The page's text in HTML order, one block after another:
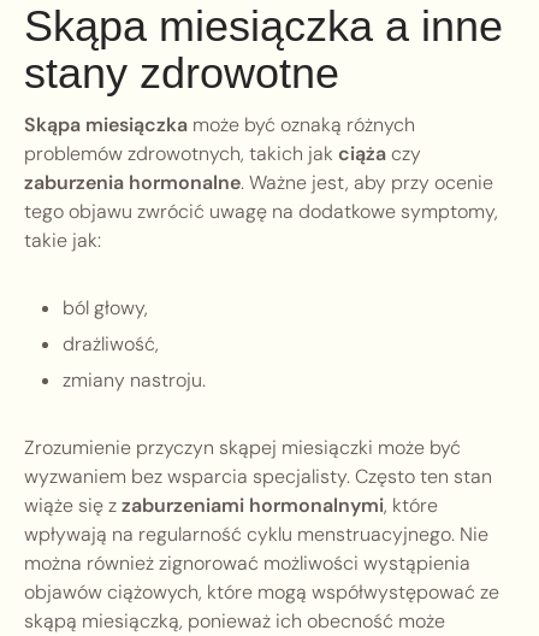
Skąpa miesiączka a inne
stany zdrowotne
Skąpa miesiączka może być oznaką różnych
problemów zdrowotnych, takich jak ciążaczy
zaburzenia hormonalne. Ważne jest, aby przy ocenie
tego objawu zwrócić uwagę na dodatkowe symptomy,
takie jak:
ból głowy,
drażliwość,
zmiany nastroju.
Zrozumienie przyczyn skąpej miesiączki może być
wyzwaniem bez wsparcia specjalisty. Często ten stan
wiąże się zzaburzeniami hormonalnymi, które
wpływają na regularność cyklu menstruacyjnego. Nie
można również zignorować możliwości wystąpienia
objawów ciążowych, które mogą współwystępować ze
skąpą miesiączką, ponieważ ich obecność może